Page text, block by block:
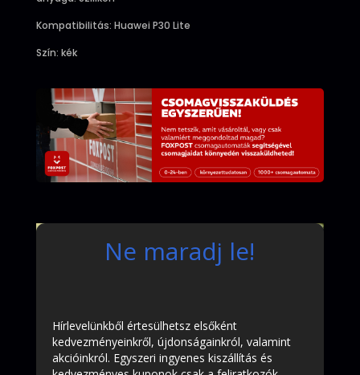
Kompatibilitás: Huawei P30 Lite
Szín: kék
Ne maradj le!
Hírlevelünkből értesülhetsz elsőként
kedvezményeinkről, újdonságainkról, valamint
akcióinkról. Egyszeri ingyenes kiszállítás és